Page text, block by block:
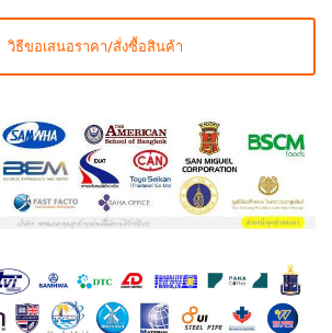
วิธีขอเสนอราคา/สั่งซื้อสินค้า